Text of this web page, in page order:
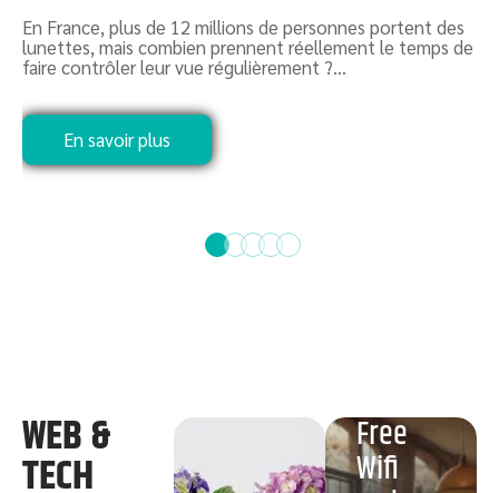
En France, plus de 12 millions de personnes portent des
lunettes, mais combien prennent réellement le temps de
faire contrôler leur vue régulièrement ?…
En savoir plus
WEB &
TECH
Free
Wifi